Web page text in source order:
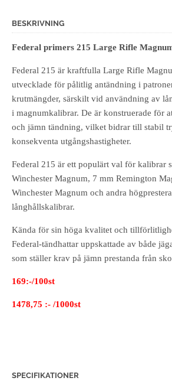
BESKRIVNING
Federal primers 215 Large Rifle
Federal 215 är kraftfulla Large Rifle
utvecklade för pålitlig antändning i
krutmängder, särskilt vid användning av
i magnumkalibrar. De är konstruerade för
och jämn tändning, vilket bidrar till stabil
konsekventa utgångshastigheter.
Federal 215 är ett populärt val för kalibrar
Winchester Magnum, 7 mm Remington
Winchester Magnum och andra
långhållskalibrar.
Kända för sin höga kvalitet och
Federal‑tändhattar uppskattade av både
som ställer krav på jämn prestanda från
169:-/100st
1478,75 :- /1000st
SPECIFIKATIONER